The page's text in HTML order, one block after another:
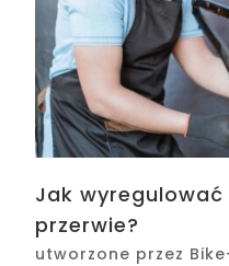
Jak
przerwie?
utworzone przez